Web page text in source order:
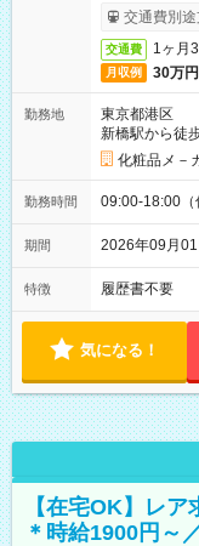
ービス利用可
交通費別途
交通費 1ヶ月
月収例 30万
勤務地
東京都港区
新橋駅から徒
化粧品メ－
勤務時間 09:00-18:00（
期間 2026年09月
特徴 履歴書不要
気になる！
【在宅OK】レ
＊時給1900円～